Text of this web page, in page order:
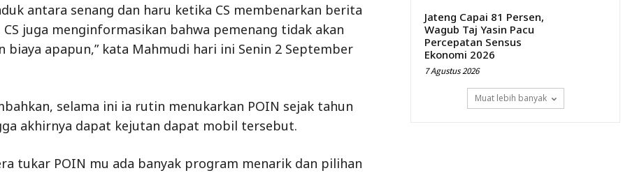
antara senang dan haru ketika CS membenarkan berita
juga menginformasikan bahwa pemenang tidak akan
biaya apapun,” kata Mahmudi hari ini Senin 2 September
selama ini ia rutin menukarkan POIN sejak tahun
akhirnya dapat kejutan dapat mobil tersebut.
tukar POIN mu ada banyak program menarik dan pilihan
Jateng Capai 81 Persen,
Wagub Taj Yasin Pacu
Percepatan Sensus
Ekonomi 2026
7 Agustus 2026
Muat lebih banyak